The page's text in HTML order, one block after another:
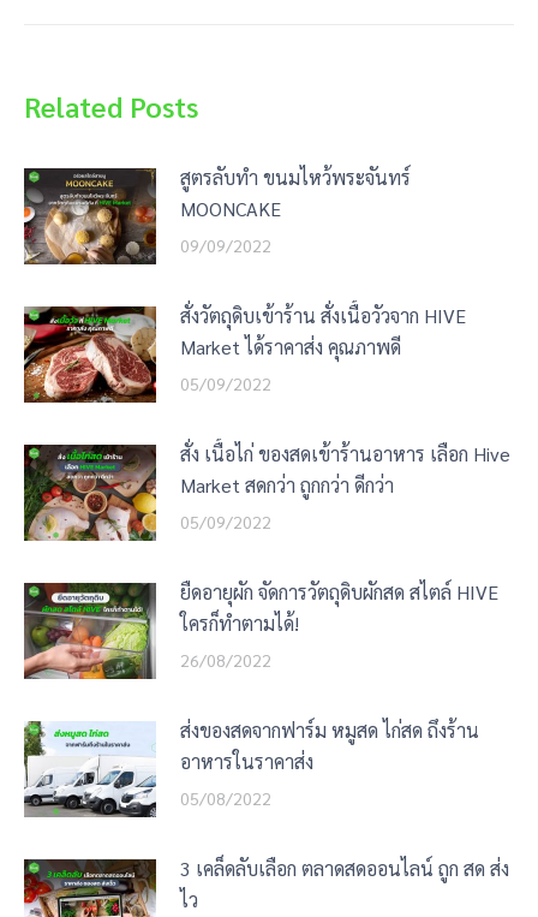
Related Posts
สูตรลับทำ ขนมไหว้พระจันทร์
MOONCAKE
09/09/2022
สั่งวัตถุดิบเข้าร้าน สั่งเนื้อวัวจาก HIVE
Market ได้ราคาส่ง คุณภาพดี
05/09/2022
สั่ง เนื้อไก่ ของสดเข้าร้านอาหาร เลือก Hive
Market สดกว่า ถูกกว่า ดีกว่า
05/09/2022
ยืดอายุผัก จัดการวัตถุดิบผักสด สไตล์ HIVE
ใครก็ทำตามได้!
26/08/2022
ส่งของสดจากฟาร์ม หมูสด ไก่สด ถึงร้าน
อาหารในราคาส่ง
05/08/2022
3 เคล็ดลับเลือก ตลาดสดออนไลน์ ถูก สด ส่ง
ไว